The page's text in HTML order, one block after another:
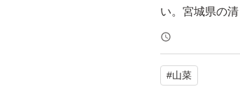
い。宮城県の
お届けします。
コシアブラは
#山菜